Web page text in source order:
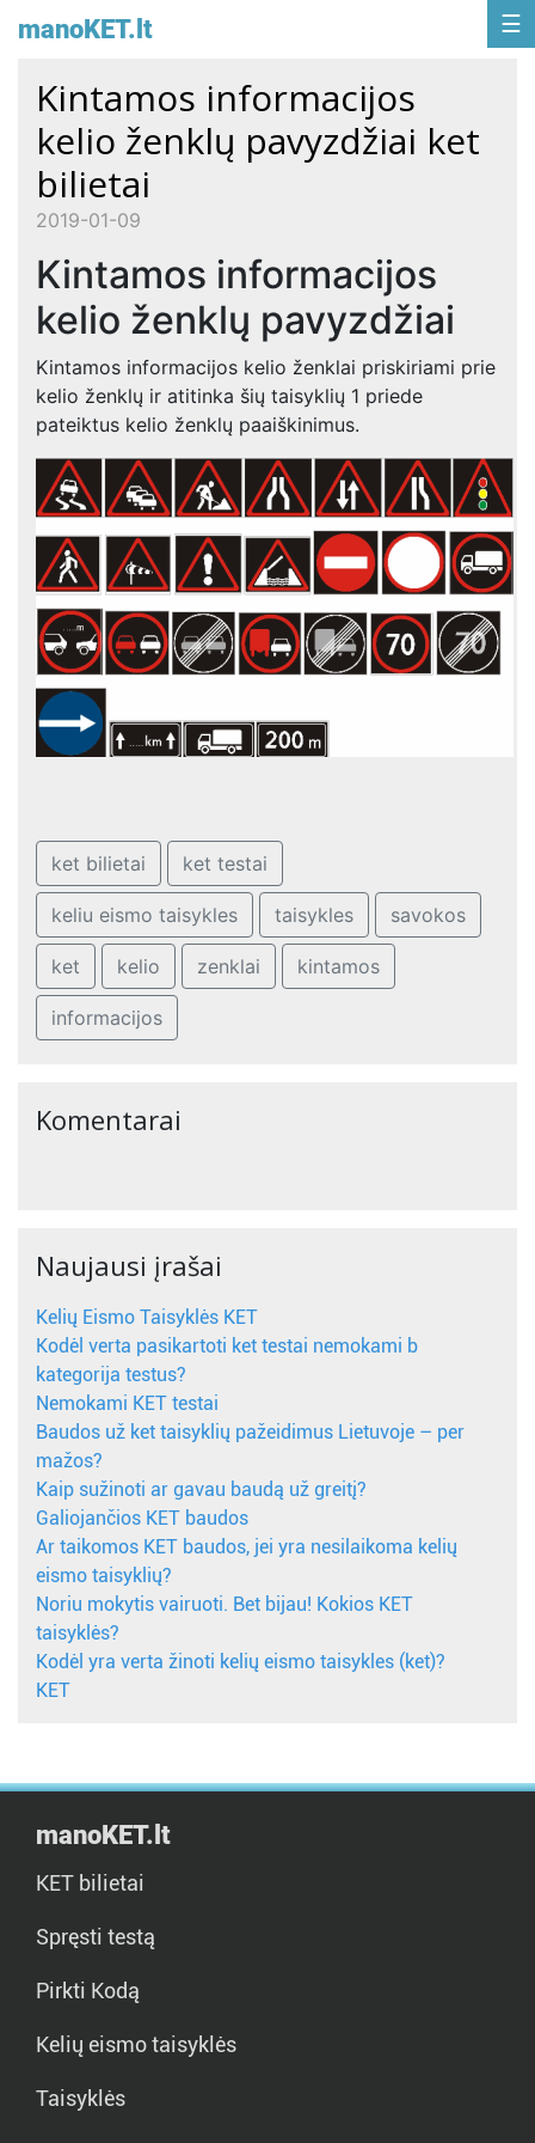
manoKET.lt
Kintamos informacijos
kelio ženklų pavyzdžiai ket
bilietai
2019-01-09
Kintamos informacijos
kelio ženklų pavyzdžiai
Kintamos informacijos kelio ženklai priskiriami prie
kelio ženklų ir atitinka šių taisyklių 1 priede
pateiktus kelio ženklų paaiškinimus.
ket bilietai ket testai
keliu eismo taisykles taisykles savokos
ket kelio zenklai kintamos
informacijos
Komentarai
Naujausi įrašai
Kelių Eismo Taisyklės KET
Kodėl verta pasikartoti ket testai nemokami b
kategorija testus?
Nemokami KET testai
Baudos už ket taisyklių pažeidimus Lietuvoje – per
mažos?
Kaip sužinoti ar gavau baudą už greitį?
Galiojančios KET baudos
Ar taikomos KET baudos, jei yra nesilaikoma kelių
eismo taisyklių?
Noriu mokytis vairuoti. Bet bijau! Kokios KET
taisyklės?
Kodėl yra verta žinoti kelių eismo taisykles (ket)?
KET
manoKET.lt
KET bilietai
Spręsti testą
Pirkti Kodą
Kelių eismo taisyklės
Taisyklės